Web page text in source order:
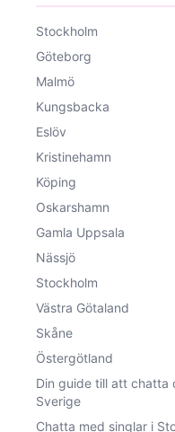
Stockholm
Göteborg
Malmö
Kungsbacka
Eslöv
Kristinehamn
Köping
Oskarshamn
Gamla Uppsala
Nässjö
Stockholm
Västra Götaland
Skåne
Östergötland
Din guide till att chatta
Sverige
Chatta med singlar i